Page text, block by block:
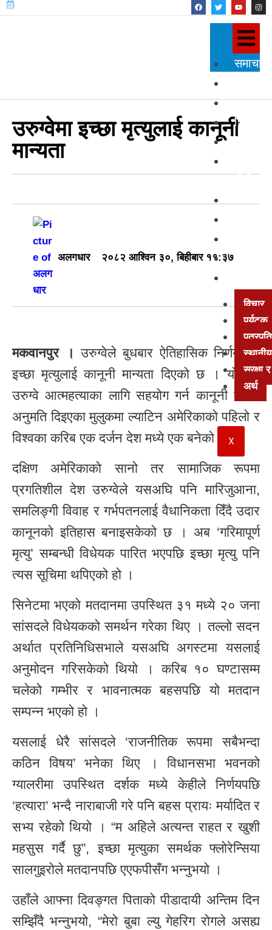
समाचार
प्रदेश
शिक्षा
विचार
पर्यटक
सुरक्षा
अर्थ
X
उरुग्वेमा इच्छा मृत्युलाई कानूनी
मान्यता
अलगधार २०८२ आश्विन ३०, बिहीबार ११:३७
मकवानपुर । उरुग्वेले बुधबार ऐतिहासिक निर्णय गर्दै
इच्छा मृत्युलाई कानूनी मान्यता दिएको छ । यो सँगै
उरुग्वे आत्महत्याका लागि सहयोग गर्न कानूनी रूपमा
अनुमति दिइएका मुलुकमा ल्याटिन अमेरिकाको पहिलो र
विश्वका करिब एक दर्जन देश मध्ये एक बनेको छ ।
दक्षिण अमेरिकाको सानो तर सामाजिक रूपमा
प्रगतिशील देश उरुग्वेले यसअघि पनि मारिजुआना,
समलिङ्गी विवाह र गर्भपतनलाई वैधानिकता दिँदै उदार
कानूनको इतिहास बनाइसकेको छ । अब ‘गरिमापूर्ण
मृत्यु’ सम्बन्धी विधेयक पारित भएपछि इच्छा मृत्यु पनि
त्यस सूचिमा थपिएको हो ।
सिनेटमा भएको मतदानमा उपस्थित ३१ मध्ये २० जना
सांसदले विधेयकको समर्थन गरेका थिए । तल्लो सदन
अर्थात प्रतिनिधिसभाले यसअघि अगस्टमा यसलाई
अनुमोदन गरिसकेको थियो । करिब १० घण्टासम्म
चलेको गम्भीर र भावनात्मक बहसपछि यो मतदान
सम्पन्न भएको हो ।
यसलाई धेरै सांसदले ‘राजनीतिक रूपमा सबैभन्दा
कठिन विषय’ भनेका थिए । विधानसभा भवनको
ग्यालरीमा उपस्थित दर्शक मध्ये केहीले निर्णयपछि
‘हत्यारा’ भन्दै नाराबाजी गरे पनि बहस प्रायः मर्यादित र
सभ्य रहेको थियो । “म अहिले अत्यन्त राहत र खुशी
महसुस गर्दै छु”, इच्छा मृत्युका समर्थक फ्लोरेन्सिया
सालगुइरोले मतदानपछि एएफपीसँग भन्नुभयो ।
उहाँले आफ्ना दिवङ्गत पिताको पीडादायी अन्तिम दिन
सम्झिँदै भन्नुभयो, “मेरो बुबा ल्यु गेहरिग रोगले असह्य